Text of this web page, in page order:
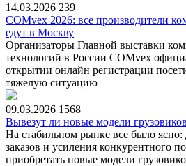
14.03.2026 239
COMvex 2026: все производители
едут в Москву
Организаторы Главной выставки
технологий в России COMvex
открытии онлайн регистрации
тяжелую ситуацию
09.03.2026 1568
Вывезут ли новые модели
На стабильном рынке все было
заказов и усиления конкурентного
приобретать новые модели